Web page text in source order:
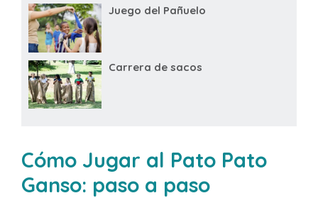
Juego del Pañuelo
Carrera de sacos
Cómo Jugar al Pato Pato
Ganso: paso a paso